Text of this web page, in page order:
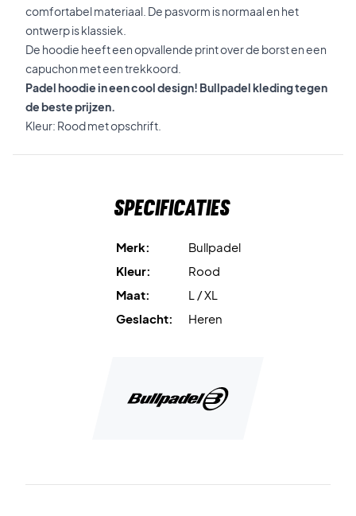
comfortabel materiaal. De pasvorm is normaal en het
ontwerp is klassiek.
De hoodie heeft een opvallende print over de borst en een
capuchon met een trekkoord.
Padel hoodie in een cool design! Bullpadel kleding tegen
de beste prijzen.
Kleur: Rood met opschrift.
Specificaties
Merk:
Bullpadel
Kleur:
Rood
Maat:
L / XL
Geslacht:
Heren